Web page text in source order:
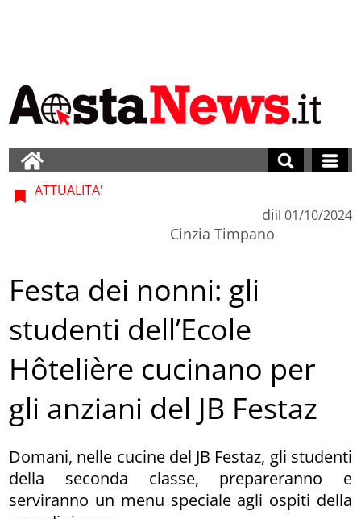
ATTUALITA'
di
Cinzia Timpano
il 01/10/2024
Festa dei nonni: gli
studenti dell’Ecole
Hôtelière cucinano per
gli anziani del JB Festaz
Domani, nelle cucine del JB Festaz, gli studenti
della seconda classe, prepareranno e
serviranno un menu speciale agli ospiti della